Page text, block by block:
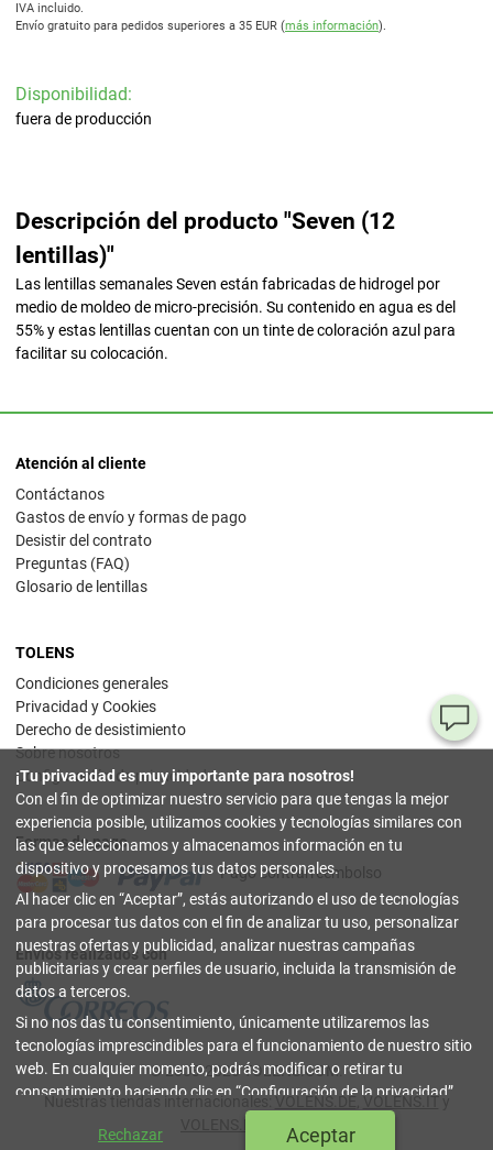
IVA incluido.
Envío gratuito para pedidos superiores a 35 EUR (más información).
Disponibilidad:
fuera de producción
Descripción del producto "Seven (12
lentillas)"
Las lentillas semanales Seven están fabricadas de hidrogel por
medio de moldeo de micro-precisión. Su contenido en agua es del
55% y estas lentillas cuentan con un tinte de coloración azul para
facilitar su colocación.
Atención al cliente
Contáctanos
Gastos de envío y formas de pago
Desistir del contrato
Preguntas (FAQ)
Glosario de lentillas
TOLENS
Condiciones generales
Privacidad y Cookies
Derecho de desistimiento
Sobre nosotros
Configuración de privacidad
Formas de pago
Pago contrarreembolso
Envíos realizados con
© 2003-2026 TOLENS.COM.
Nuestras tiendas internacionales:VOLENS.DE ,VOLENS.ITy
Índice
¡Tu privacidad es muy importante para nosotros!
Con el fin de optimizar nuestro servicio para que tengas la mejor
experiencia posible, utilizamos cookies y tecnologías similares con
las que seleccionamos y almacenamos información en tu
dispositivo y procesamos tus datos personales.
Al hacer clic en Aceptar , estás autorizando el uso de tecnologías
para procesar tus datos con el fin de analizar tu uso, personalizar
nuestras ofertas y publicidad, analizar nuestras campañas
publicitarias y crear perfiles de usuario, incluida la transmisión de
datos a terceros.
Si no nos das tu consentimiento, únicamente utilizaremos las
tecnologías imprescindibles para el funcionamiento de nuestro sitio
web. En cualquier momento, podrás modificar o retirar tu
consentimiento haciendo clic en Configuración de la privacidad
Puedes encontrar más información en nuestraPolítica de
Privacidad y Cookies.
Rechazar Aceptar